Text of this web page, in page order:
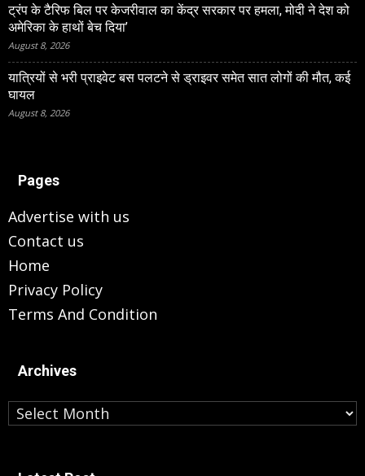
ट्रंप के टैरिफ बिल पर केजरीवाल का केंद्र सरकार पर हमला, मोदी ने देश को
अमेरिका के हाथों बेच दिया’
August 8, 2026
यात्रियों से भरी प्राइवेट बस पलटने से ड्राइवर समेत सात लोगों की मौत, कई
घायल
August 8, 2026
Pages
Advertise with us
Contact us
Home
Privacy Policy
Terms And Condition
Archives
Archives